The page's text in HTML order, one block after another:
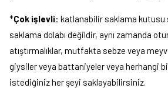
*Çok işlevli: katlanabilir saklama kutusu
saklama dolabı değildir, aynı zamanda
atıştırmalıklar, mutfakta sebze veya
giysiler veya battaniyeler veya herhangi
istediğiniz her şeyi saklayabilirsiniz.